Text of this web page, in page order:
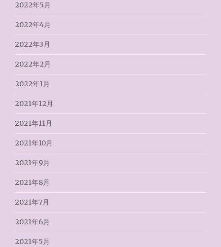
2022年5月
2022年4月
2022年3月
2022年2月
2022年1月
2021年12月
2021年11月
2021年10月
2021年9月
2021年8月
2021年7月
2021年6月
2021年5月